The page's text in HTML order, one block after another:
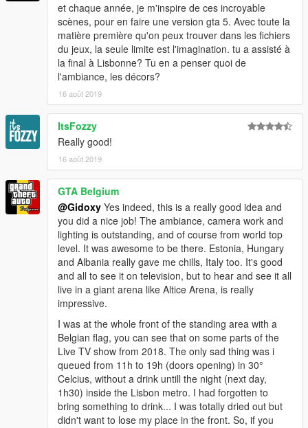
et chaque année, je m'inspire de ces incroyable
scènes, pour en faire une version gta 5. Avec toute la
matière première qu'on peux trouver dans les fichiers
du jeux, la seule limite est l'imagination. tu a assisté à
la final à Lisbonne? Tu en a penser quoi de
l'ambiance, les décors?
16 août 2019
ItsFozzy
Really good!
16 août 2019
GTA Belgium
@Gidoxy Yes indeed, this is a really good idea and
you did a nice job! The ambiance, camera work and
lighting is outstanding, and of course from world top
level. It was awesome to be there. Estonia, Hungary
and Albania really gave me chills, Italy too. It's good
and all to see it on television, but to hear and see it all
live in a giant arena like Altice Arena, is really
impressive.
I was at the whole front of the standing area with a
Belgian flag, you can see that on some parts of the
Live TV show from 2018. The only sad thing was i
queued from 11h to 19h (doors opening) in 30°
Celcius, without a drink untill the night (next day,
1h30) inside the Lisbon metro. I had forgotten to
bring something to drink... I was totally dried out but
didn't want to lose my place in the front. So, if you